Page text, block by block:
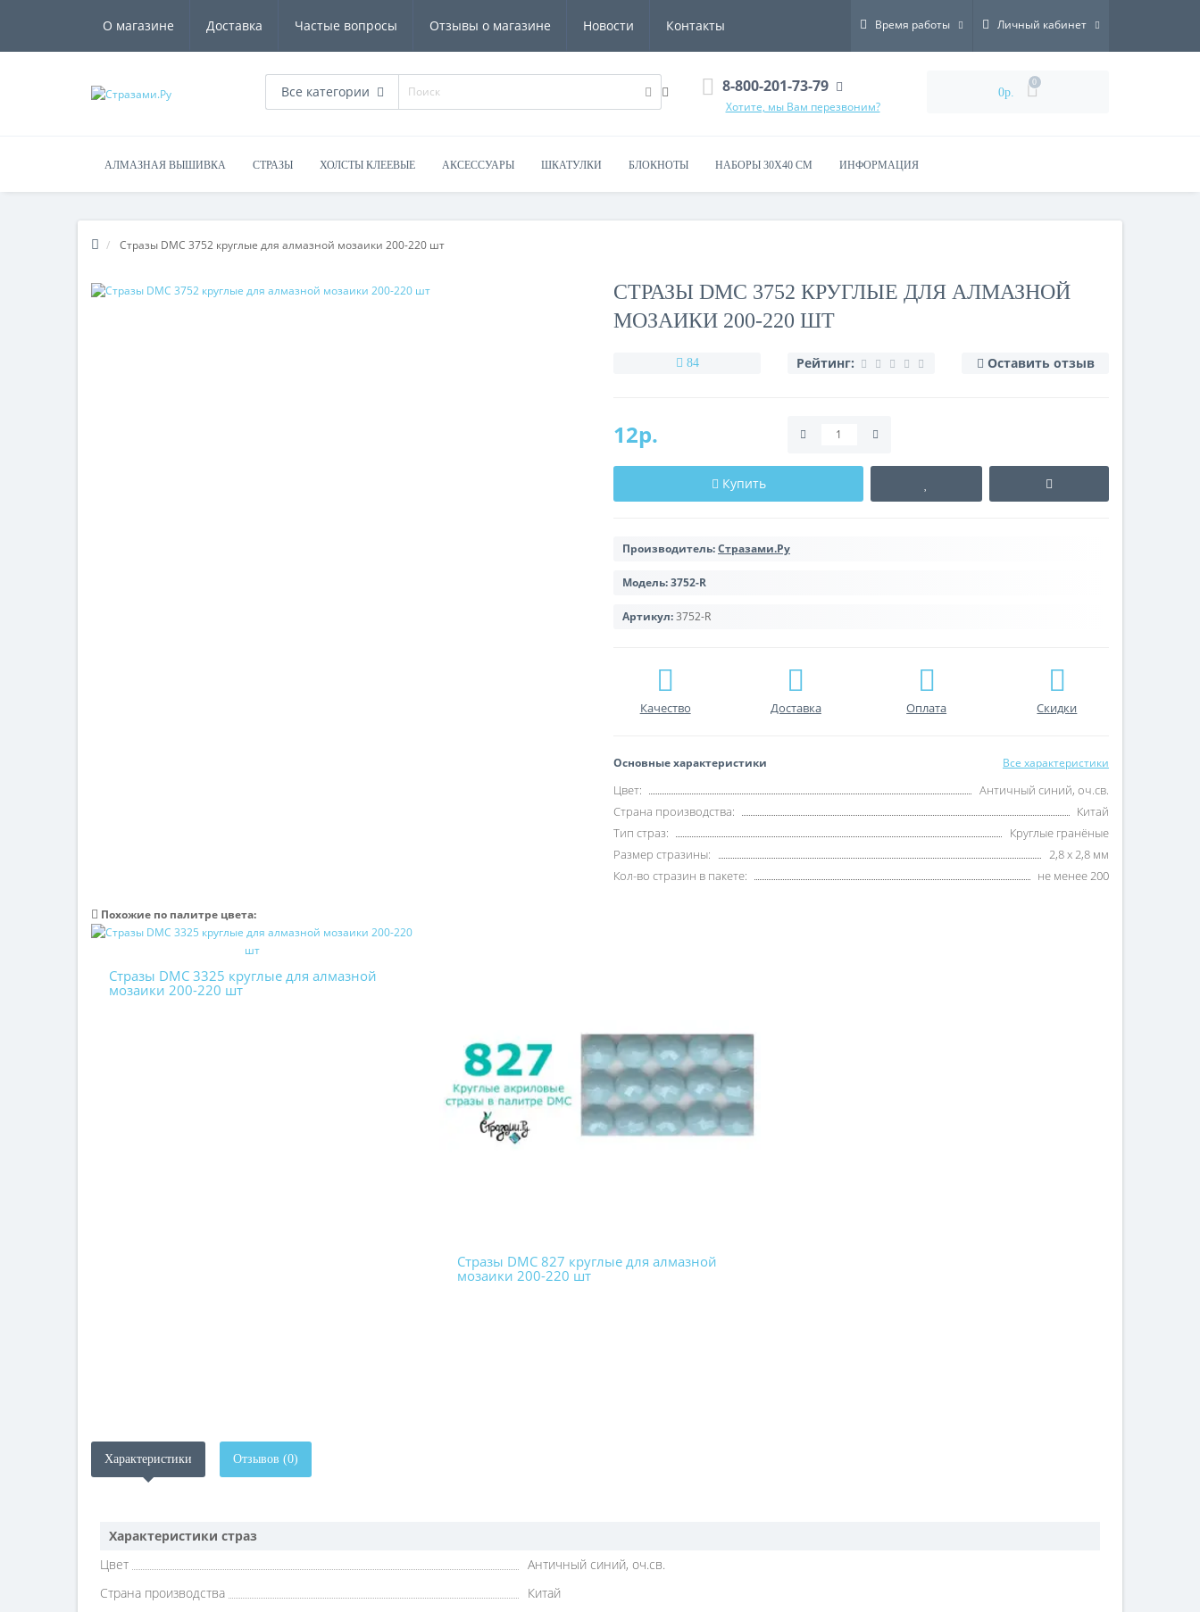
О магазине Доставка Частые вопросы Отзывы о магазине Новости Контакты Время работы Личный кабинет
Все категории 8-800-201-73-79
Хотите, мы Вам перезвоним?
0р.
0
АЛМАЗНАЯ ВЫШИВКА СТРАЗЫ ХОЛСТЫ КЛЕЕВЫЕ АКСЕССУАРЫ ШКАТУЛКИ БЛОКНОТЫ НАБОРЫ 30Х40 СМ ИНФОРМАЦИЯ
Стразы DMC 3752 круглые для алмазной мозаики 200-220 шт
СТРАЗЫ DMC 3752 КРУГЛЫЕ ДЛЯ АЛМАЗНОЙ
МОЗАИКИ 200-220 ШТ
84 Рейтинг: Оставить отзыв
12р.
Купить
Производитель:Стразами.Ру
Модель:3752-R
Артикул:3752-R
Качество Доставка Оплата Скидки
Основные характеристики Все характеристики
Цвет:
Античный синий, оч.св.
Страна производства:
Китай
Тип страз:
Круглые гранёные
Размер стразины:
2,8 х 2,8 мм
Кол-во стразин в пакете:
не менее 200
Похожие по палитре цвета:
Стразы DMC 3325 круглые для алмазной
мозаики 200-220 шт
Стразы DMC 827 круглые для алмазной
мозаики 200-220 шт
Характеристики Отзывов (0)
Характеристики страз
Цвет
Античный синий, оч.св.
Страна производства
Китай